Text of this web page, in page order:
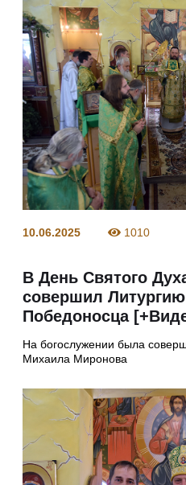
10.06.2025 1010
В День Святого
совершил
Победоносца
На богослужении была
Михаила Миронова